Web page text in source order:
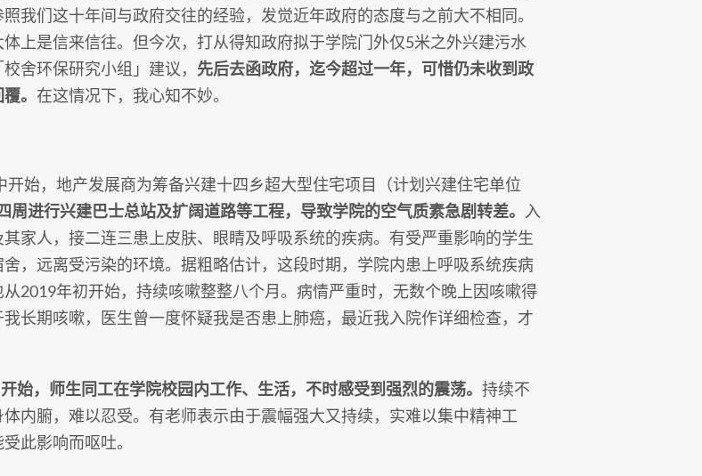
我们这十年间与政府交往的经验，发觉近年政府的态度与之前大不相同。
上是信来信往。但今次，打从得知政府拟于学院门外仅5米之外兴建污水
舍环保研究小组」建议， 先后去函政府，迄今超过一年，可惜仍未收到政
覆。在这情况下，我心知不妙。
开始，地产发展商为筹备兴建十四乡超大型住宅项目（计划兴建住宅单位
周进行兴建巴士总站及扩阔道路等工程，导致学院的空气质素急剧转差。 入
家人，接二连三患上皮肤、眼睛及呼吸系统的疾病。有受严重影响的学生
，远离受污染的环境。据粗略估计，这段时期，学院内患上呼吸系统疾病
2019年初开始，持续咳嗽整整八个月。病情严重时，无数个晚上因咳嗽得
长期咳嗽，医生曾一度怀疑我是否患上肺癌，最近我入院作详细检查，才
始，师生同工在学院校园内工作、生活，不时感受到强烈的震荡。持续不
内腑，难以忍受。有老师表示由于震幅强大又持续，实难以集中精神工
此影响而呕吐。